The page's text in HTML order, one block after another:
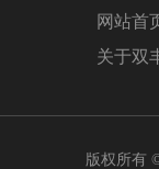
网站首
关于双
版权所有